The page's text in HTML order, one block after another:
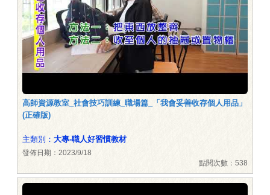
高師資源教室_社會技巧訓練_職場篇_「我會妥善收存個人用品」
(正確版)
主類別： 大專-職人好習慣教材
發佈日期：2023/9/18
點閱次數：538